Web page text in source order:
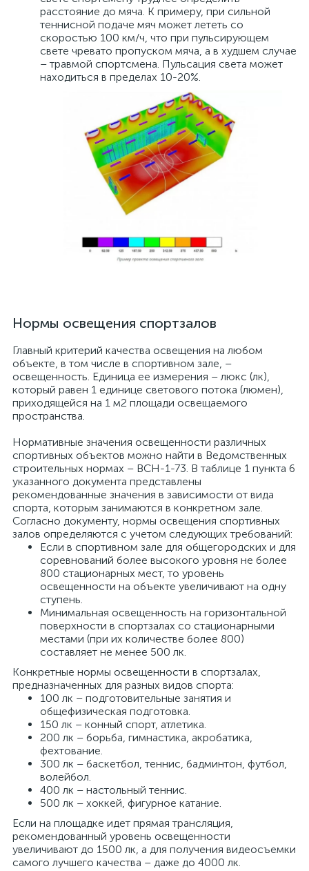
расстояние до мяча. К примеру, при сильной
теннисной подаче мяч может лететь со
скоростью 100 км/ч, что при пульсирующем
свете чревато пропуском мяча, а в худшем случае
– травмой спортсмена. Пульсация света может
находиться в пределах 10-20%.
Нормы освещения спортзалов
Главный критерий качества освещения на любом
объекте, в том числе в спортивном зале, –
освещенность. Единица ее измерения – люкс (лк),
который равен 1 единице светового потока (люмен),
приходящейся на 1 м2 площади освещаемого
пространства.
Нормативные значения освещенности различных
спортивных объектов можно найти в Ведомственных
строительных нормах – ВСН-1-73. В таблице 1 пункта 6
указанного документа представлены
рекомендованные значения в зависимости от вида
спорта, которым занимаются в конкретном зале.
Согласно документу, нормы освещения спортивных
залов определяются с учетом следующих требований:
Если в спортивном зале для общегородских и для
соревнований более высокого уровня не более
800 стационарных мест, то уровень
освещенности на объекте увеличивают на одну
ступень.
Минимальная освещенность на горизонтальной
поверхности в спортзалах со стационарными
местами (при их количестве более 800)
составляет не менее 500 лк.
Конкретные нормы освещенности в спортзалах,
предназначенных для разных видов спорта:
100 лк – подготовительные занятия и
общефизическая подготовка.
150 лк – конный спорт, атлетика.
200 лк – борьба, гимнастика, акробатика,
фехтование.
300 лк – баскетбол, теннис, бадминтон, футбол,
волейбол.
400 лк – настольный теннис.
500 лк – хоккей, фигурное катание.
Если на площадке идет прямая трансляция,
рекомендованный уровень освещенности
увеличивают до 1500 лк, а для получения видеосъемки
самого лучшего качества – даже до 4000 лк.